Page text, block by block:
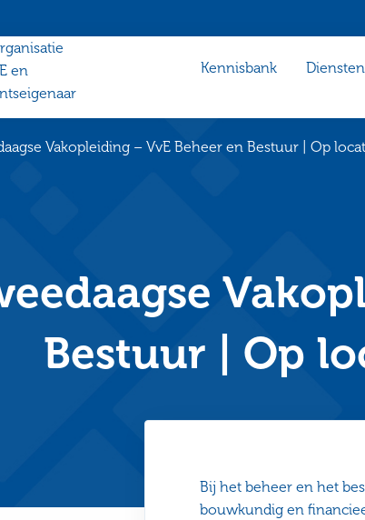
en
Kennisbank Diensten
Vakopleiding – VvE Beheer en Bestuur | Op
Bestuur | Op
Bij het beheer en het
bouwkundig en